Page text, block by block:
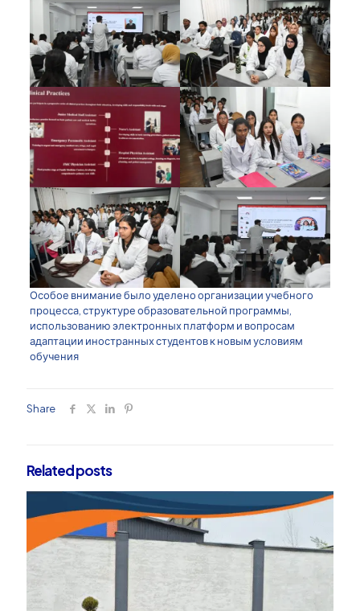
Особое внимание было уделено организации учебного
процесса, структуре образовательной программы,
использованию электронных платформ и вопросам
адаптации иностранных студентов к новым условиям
обучения
Share
Related posts